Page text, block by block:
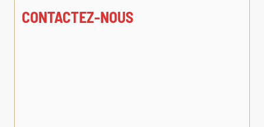
CONTACTEZ-NOUS